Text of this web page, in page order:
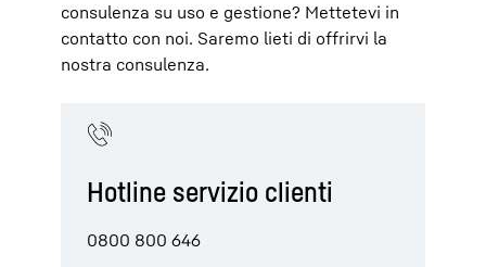
consulenza su uso e gestione? Mettetevi in
contatto con noi. Saremo lieti di offrirvi la
nostra consulenza.
Hotline servizio clienti
0800 800 646